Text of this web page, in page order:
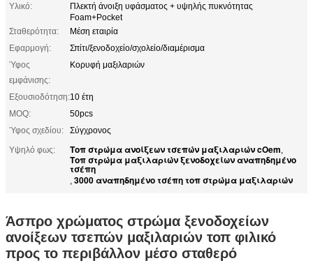
Υλικό:
Πλεκτή άνοιξη υφάσματος + υψηλής πυκνότητας
Foam+Pocket
Σταθερότητα:
Μέση εταιρία
Εφαρμογή:
Σπίτι/ξενοδοχείο/σχολείο/διαμέρισμα
Ύφος
εμφάνισης:
Κορυφή μαξιλαριών
Εξουσιοδότηση:10 έτη
MOQ:
50pcs
Ύφος σχεδίου:
Σύγχρονος
Υψηλό φως:
Τοπ στρώμα ανοίξεων τσεπών μαξιλαριών cOem,
Τοπ στρώμα μαξιλαριών ξενοδοχείων αναπηδημένο
τσέπη
, 3000 αναπηδημένο τσέπη τοπ στρώμα μαξιλαριών
Άσπρο χρώματος στρώμα ξενοδοχείων
ανοίξεων τσεπών μαξιλαριών τοπ φιλικό
προς το περιβάλλον μέσο σταθερό